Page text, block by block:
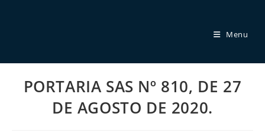
Menu
PORTARIA SAS Nº 810, DE 27
DE AGOSTO DE 2020.